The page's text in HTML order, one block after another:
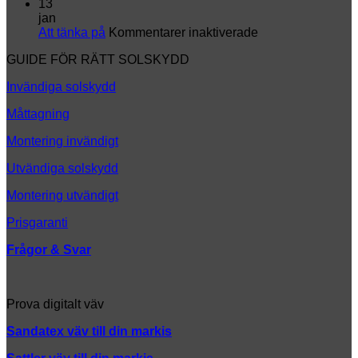
ny
13
jan
Att tänka på Kommentarer inaktiverade
GUIDE FÖR RÄTT SOLSKYDD
Invändiga solskydd
Måttagning
Montering invändigt
Utvändiga solskydd
Montering utvändigt
Prisgaranti
Frågor & Svar
Prova digitalt väv
Sandatex väv till din markis